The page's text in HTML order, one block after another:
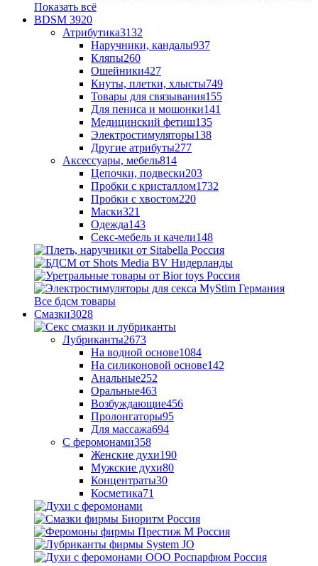
Показать всё
BDSM 3920
Атрибутика3132
Наручники, кандалы937
Кляпы260
Ошейники427
Кнуты, плетки, хлысты749
Товары для связывания155
Для пениса и мошонки141
Медицинский фетиш135
Электростимуляторы138
Другие атрибуты277
Аксессуары, мебель814
Цепочки, подвески203
Пробки с кристаллом1732
Пробки с хвостом220
Маски321
Одежда143
Секс-мебель и качели148
Все бдсм товары
Смазки3028
Лубриканты2673
На водной основе1084
На силиконовой основе142
Анальные252
Оральные463
Возбуждающие456
Пролонгаторы95
Для массажа694
С феромонами358
Женские духи190
Мужские духи80
Концентраты30
Косметика71